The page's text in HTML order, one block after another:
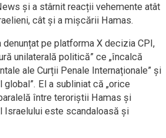
și a stârnit reacții vehemente atât
cât și a mișcării Hamas.
pe platforma X decizia CPI,
unilaterală politică” ce „încalcă
ale Curții Penale Internaționale” și
El a subliniat că „orice
între teroriștii Hamas și
Israelului este scandaloasă și